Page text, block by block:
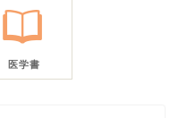
医学書